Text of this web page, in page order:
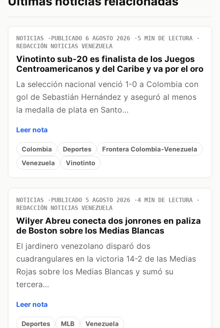
NOTICIAS PUBLICADO 6 AGOSTO 2026
5 MIN DE LECTURA
REDACCIÓN NOTICIAS VENEZUELA
Vinotinto sub-20 es finalista de los Juegos
Centroamericanos y del Caribe y va por el oro
La selección nacional venció 1-0 a Colombia con
gol de Sebastián Hernández y aseguró al menos
la medalla de plata en Santo…
Leer nota
Colombia Deportes
Frontera Colombia-Venezuela
Venezuela
Vinotinto
NOTICIAS PUBLICADO 5 AGOSTO 2026
4 MIN DE LECTURA
REDACCIÓN NOTICIAS VENEZUELA
Wilyer Abreu conecta dos jonrones en paliza
de Boston sobre los Medias Blancas
El jardinero venezolano disparó dos
cuadrangulares en la victoria 14-2 de las Medias
Rojas sobre los Medias Blancas y sumó su
tercera…
Leer nota
Deportes MLB Venezuela